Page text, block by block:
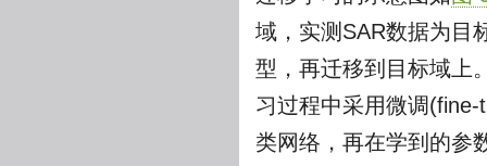
域，实测SAR数据为目
型，再迁移到目标域上
习过程中采用微调
类网络，再在学到的参